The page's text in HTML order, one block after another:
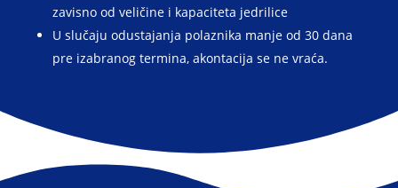
zavisno od veličine i kapaciteta jedrilice
U slučaju odustajanja polaznika manje od 30 dana
pre izabranog termina, akontacija se ne vraća.